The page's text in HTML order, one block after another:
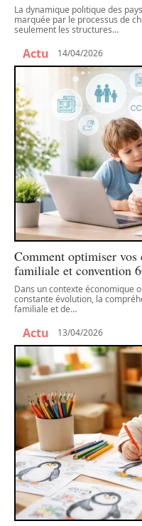
La dynamique politique des
marquée par le processus de
seulement les structures…
Actu 14/04/2026
Comment optimiser
familiale et convention
Dans un contexte économique
constante évolution, la
familiale et de…
Actu 13/04/2026